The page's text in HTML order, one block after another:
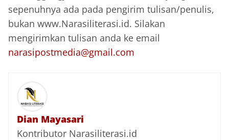
sepenuhnya ada pada pengirim tulisan/penulis,
bukan www.Narasiliterasi.id. Silakan
mengirimkan tulisan anda ke email
narasipostmedia@gmail.com
Dian Mayasari
Kontributor Narasiliterasi.id